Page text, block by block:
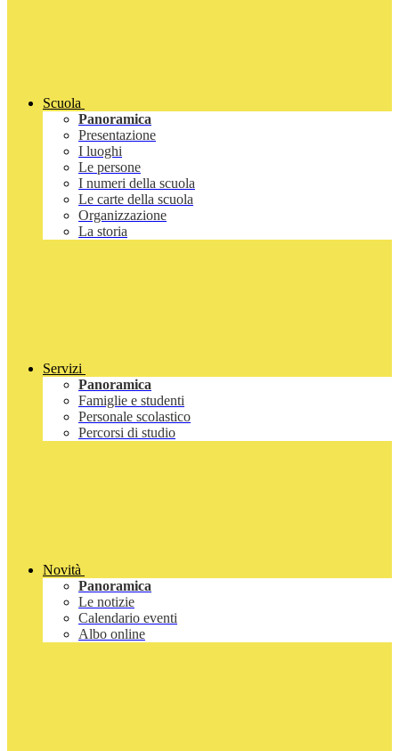
Scuola
Panoramica
Presentazione
I luoghi
Le persone
I numeri della scuola
Le carte della scuola
Organizzazione
La storia
Servizi
Panoramica
Famiglie e studenti
Personale scolastico
Percorsi di studio
Novità
Panoramica
Le notizie
Calendario eventi
Albo online